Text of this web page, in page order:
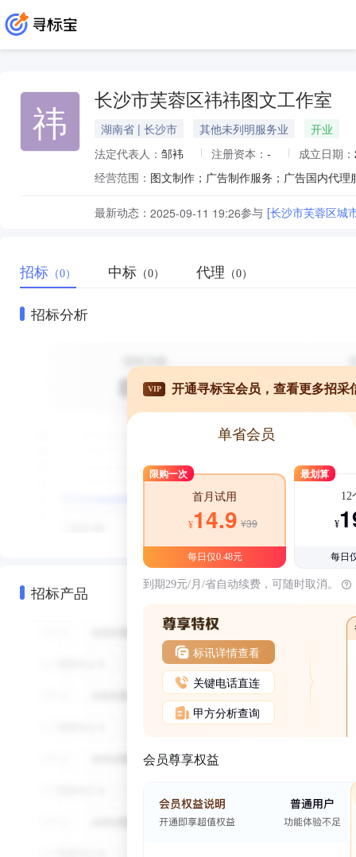
祎 长沙市芙蓉区祎祎图文工作室
湖南省 | 长沙市 其他未列明服务业
开业
法定代表人： 邹袆 注册资本： - 成立日期：
经营范围： 图文制作；广告制作服务；广告国内代
最新动态： 2025-09-11 19:26参与 [长沙市芙蓉区城
招标 （0） 中标 （0） 代理 （0）
招标分析
招标产品
VIP 开通寻标宝会员，查看更多招采
单省会员
限购一次
首月试用
¥14.9 ¥39
每日仅0.48元
最划算
12
¥
每日
到期29元/月/省自动续费，可随时取消。
标讯详情查看
关键电话直连
甲方分析查询
会员尊享权益